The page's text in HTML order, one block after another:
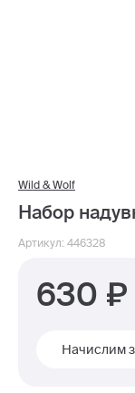
Wild & Wolf
Набор
Артикул: 446328
630
Начислим